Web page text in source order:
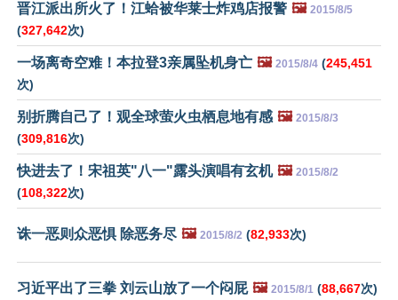
晋江派出所火了！江蛤被华莱士炸鸡店报警 🖼️ 2015/8/5
(327,642次)
一场离奇空难！本拉登3亲属坠机身亡 🖼️ 2015/8/4 (245,451
次)
别折腾自己了！观全球萤火虫栖息地有感 🖼️ 2015/8/3
(309,816次)
快进去了！宋祖英"八一"露头演唱有玄机 🖼️ 2015/8/2
(108,322次)
诛一恶则众恶惧 除恶务尽 🖼️ 2015/8/2 (82,933次)
习近平出了三拳 刘云山放了一个闷屁 🖼️ 2015/8/1 (88,667次)